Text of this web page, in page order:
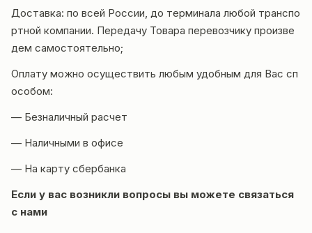
Доставка: по всей России, до терминала любой транспо
ртной компании. Передачу Товара перевозчику произве
дем самостоятельно;
Оплату можно осуществить любым удобным для Вас сп
особом:
— Безналичный расчет
— Наличными в офисе
— На карту сбербанка
Если у вас возникли вопросы вы можете связаться
с нами